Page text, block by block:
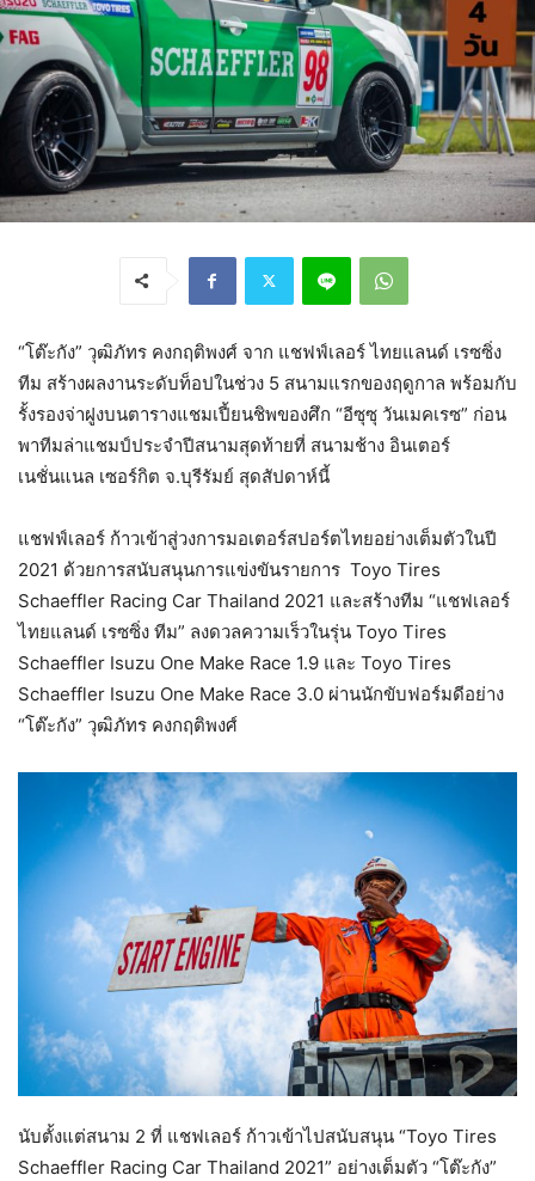
“โต๊ะกัง” วุฒิภัทร คงกฤติพงศ์ จาก แชฟฟ์เลอร์ ไทยแลนด์ เรซซิ่ง
ทีม สร้างผลงานระดับท็อปในช่วง 5 สนามแรกของฤดูกาล พร้อมกับ
รั้งรองจ่าฝูงบนตารางแชมเปี้ยนชิพของศึก “อีซุซุ วันเมคเรซ” ก่อน
พาทีมล่าแชมป์ประจำปีสนามสุดท้ายที่ สนามช้าง อินเตอร์
เนชั่นแนล เซอร์กิต จ.บุรีรัมย์ สุดสัปดาห์นี้
แชฟฟ์เลอร์ ก้าวเข้าสู่วงการมอเตอร์สปอร์ตไทยอย่างเต็มตัวในปี
2021 ด้วยการสนับสนุนการแข่งขันรายการ Toyo Tires
Schaeffler Racing Car Thailand 2021 และสร้างทีม “แชฟเลอร์
ไทยแลนด์ เรซซิ่ง ทีม” ลงดวลความเร็วในรุ่น Toyo Tires
Schaeffler Isuzu One Make Race 1.9 และ Toyo Tires
Schaeffler Isuzu One Make Race 3.0 ผ่านนักขับฟอร์มดีอย่าง
“โต๊ะกัง” วุฒิภัทร คงกฤติพงศ์
นับตั้งแต่สนาม 2 ที่ แชฟเลอร์ ก้าวเข้าไปสนับสนุน “Toyo Tires
Schaeffler Racing Car Thailand 2021” อย่างเต็มตัว “โต๊ะกัง”